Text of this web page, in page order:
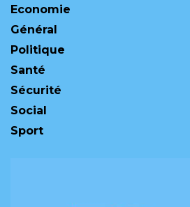
Economie
Général
Politique
Santé
Sécurité
Social
Sport